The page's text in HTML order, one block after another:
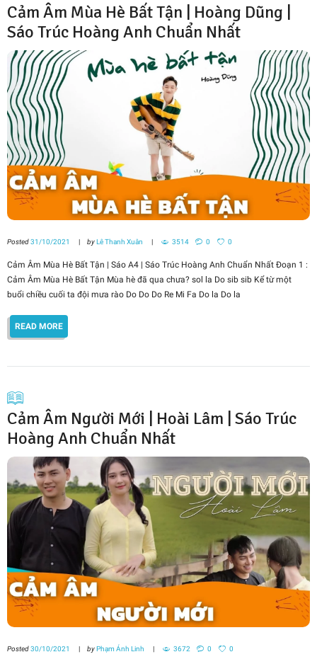
Cảm Âm Mùa Hè Bất Tận | Hoàng Dũng |
Sáo Trúc Hoàng Anh Chuẩn Nhất
Posted31/10/2021 byLê Thanh Xuân 3514 0 0
Cảm Âm Mùa Hè Bất Tận | Sáo A4 | Sáo Trúc Hoàng Anh Chuẩn Nhất Đoạn 1 :
Cảm Âm Mùa Hè Bất Tận Mùa hè đã qua chưa? sol la Do sib sib Kể từ một
buổi chiều cuối ta đội mưa rào Do Do Do Re Mi Fa Do la Do la
READ MORE
Cảm Âm Người Mới | Hoài Lâm | Sáo Trúc
Hoàng Anh Chuẩn Nhất
Posted30/10/2021 byPhạm Ánh Linh 3672 0 0